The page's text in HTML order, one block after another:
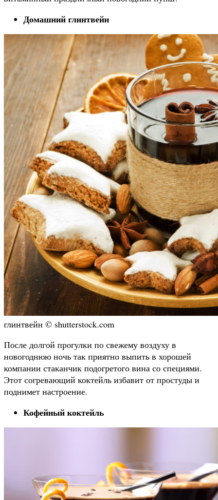
Домашний глинтвейн
глинтвейн © shutterstock.com
После долгой прогулки по свежему воздуху в
новогоднюю ночь так приятно выпить в хорошей
компании стаканчик подогретого вина со специями.
Этот согревающий коктейль избавит от простуды и
поднимет настроение.
Кофейный коктейль